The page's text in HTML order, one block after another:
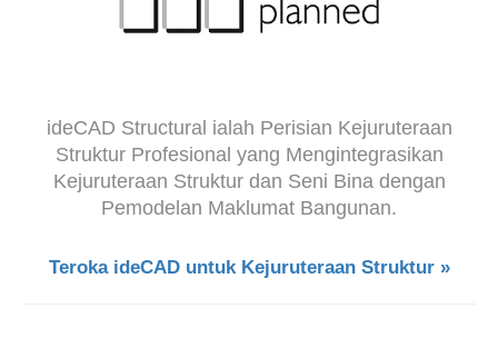
ideCAD Structural ialah Perisian Kejuruteraan
Struktur Profesional yang Mengintegrasikan
Kejuruteraan Struktur dan Seni Bina dengan
Pemodelan Maklumat Bangunan.
Teroka ideCAD untuk Kejuruteraan Struktur »